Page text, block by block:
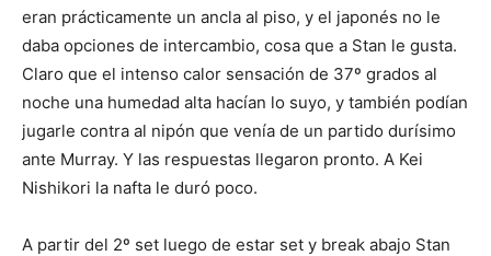
eran prácticamente un ancla al piso, y el japonés no le
daba opciones de intercambio, cosa que a Stan le gusta.
Claro que el intenso calor sensación de 37º grados al
noche una humedad alta hacían lo suyo, y también podían
jugarle contra al nipón que venía de un partido durísimo
ante Murray. Y las respuestas llegaron pronto. A Kei
Nishikori la nafta le duró poco.
A partir del 2º set luego de estar set y break abajo Stan